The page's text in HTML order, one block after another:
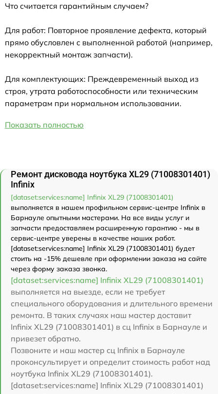
Что считается гарантийным случаем?
Для работ: Повторное проявление дефекта, который
прямо обусловлен с выполненной работой (например,
некорректный монтаж запчасти).
Для комплектующих: Преждевременный выход из
строя, утрата работоспособности или техническим
параметрам при нормальном использовании.
Показать полностью
Ремонт дисковода ноутбука XL29 (71008301401)
Infinix
[dataset:services:name] Infinix XL29 (71008301401)
выполняется в нашем профильном сервис-центре Infinix в
Барнауле опытными мастерами. На все виды услуг и
запчасти предоставляем расширенную гарантию - мы в
сервис-центре уверены в качестве наших работ.
[dataset:services:name] Infinix XL29 (71008301401) будет
стоить на -15% дешевле при оформлении заказа на сайте
через форму заказа звонка.
[dataset:services:name] Infinix XL29 (71008301401)
выполняется на выезде, если не требует
специального оборудования и длительного времени
ремонта. В таких случаях наш мастер доставит
Infinix XL29 (71008301401) в сц Infinix в Барнауле и
привезет обратно.
Позвоните и наш мастер сц Infinix в Барнауле
проконсультирует и определит стоимость работ над
ноутбука Infinix XL29 (71008301401).
[dataset:services:name] Infinix XL29 (71008301401)